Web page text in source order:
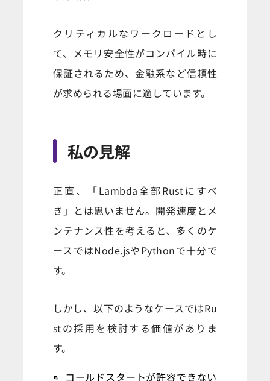
クリティカルなワークロードとし
て、メモリ安全性がコンパイル時に
保証されるため、金融系など信頼性
が求められる場面に適しています。
私の見解
正直、「Lambda全部Rustにすべ
き」とは思いません。開発速度とメ
ンテナンス性を考えると、多くのケ
ースではNode.jsやPythonで十分で
す。
しかし、以下のようなケースではRu
stの採用を検討する価値がありま
す。
コールドスタートが許容できない